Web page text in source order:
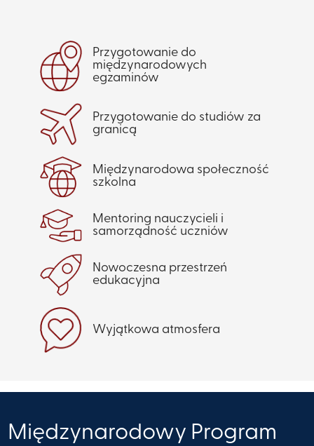
Przygotowanie do
międzynarodowych
egzaminów
Przygotowanie do studiów za
granicą​
Międzynarodowa społeczność
szkolna​
Mentoring nauczycieli i
samorządność uczniów
Nowoczesna przestrzeń
edukacyjna
Wyjątkowa atmosfera
Międzynarodowy Program